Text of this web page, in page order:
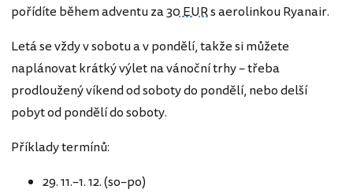
pořídíte během adventu za30 EURs aerolinkou Ryanair.
Letá se vždy v sobotu a v pondělí, takže si můžete
naplánovat krátký výlet na vánoční trhy – třeba
prodloužený víkend od soboty do pondělí, nebo delší
pobyt od pondělí do soboty.
Příklady termínů:
29. 11.–1. 12. (so–po)